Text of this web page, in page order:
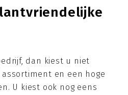
dan kiest u niet
en een hoge
U kiest ook nog eens